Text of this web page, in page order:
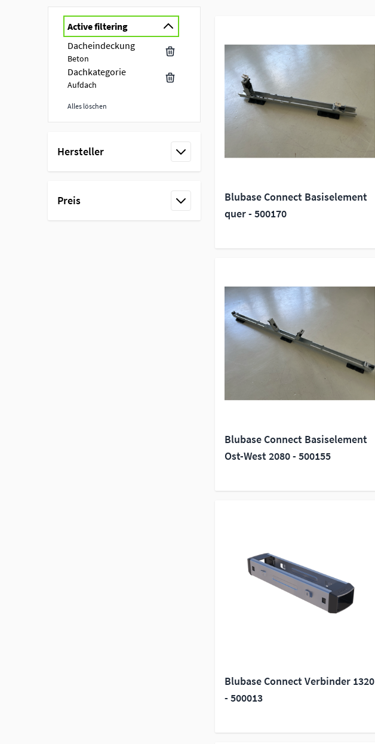
Active filtering
Dacheindeckung
Beton
Dachkategorie
Aufdach
Alles löschen
Hersteller
Preis
Blubase Connect Basiselement
quer - 500170
Blubase Connect Basiselement
Ost-West 2080 - 500155
Blubase Connect Verbinder 1320
- 500013